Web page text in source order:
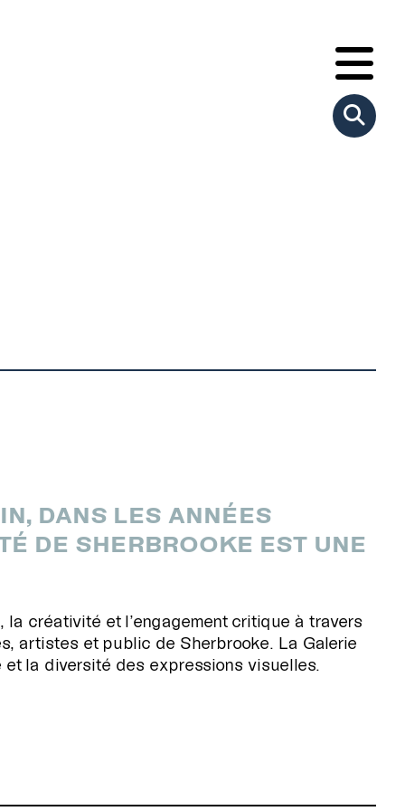
DANS LES ANNÉES
DE SHERBROOKE EST UNE
créativité et l’engagement critique à travers
artistes et public de Sherbrooke. La Galerie
la diversité des expressions visuelles.